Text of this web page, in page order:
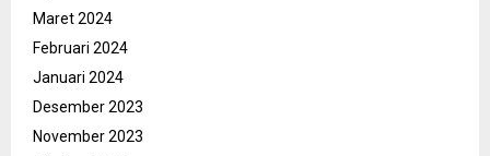
Maret 2024
Februari 2024
Januari 2024
Desember 2023
November 2023